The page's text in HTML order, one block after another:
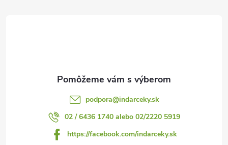
podpora@indarceky.sk
02 / 6436 1740 alebo 02/2220 5919
https://facebook.com/indarceky.sk